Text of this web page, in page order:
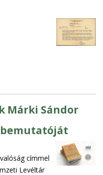
Márki Sándor
címmel
Levéltár